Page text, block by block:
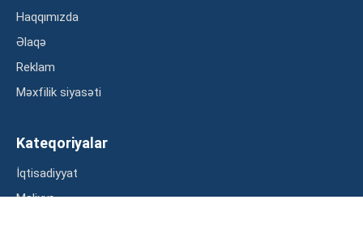
Haqqımızda
Əlaqə
Reklam
Məxfilik siyasəti
Kateqoriyalar
İqtisadiyyat
Maliyyə